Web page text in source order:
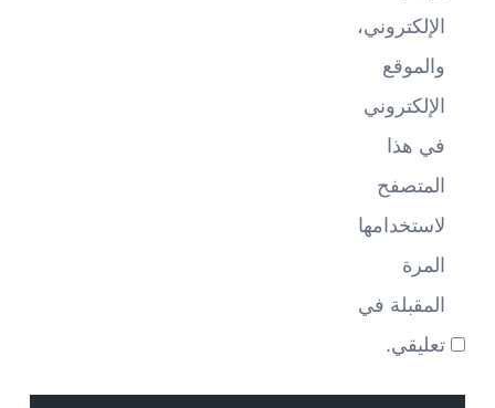
الإلكتروني،
والموقع
الإلكتروني
في هذا
المتصفح
لاستخدامها
المرة
المقبلة في
تعليقي.